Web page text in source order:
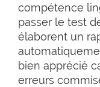
compétence
passer le test
élaborent un
bien apprécié
erreurs